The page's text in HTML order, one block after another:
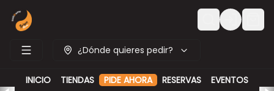
Login
¿Dónde quieres pedir?
INICIO TIENDAS PIDE AHORA RESERVAS EVENTOS